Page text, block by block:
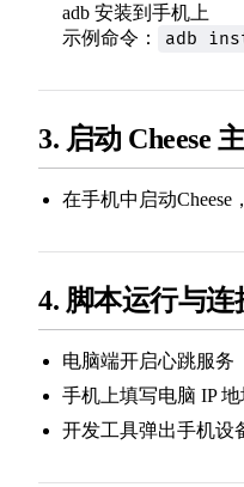
adb 安装到手机上
示例命令：
adb
3. 启动 Cheese
在手机中启动Cheese
4. 脚本运行与连
电脑端开启心跳服务
手机上填写电脑 IP
开发工具弹出手机设